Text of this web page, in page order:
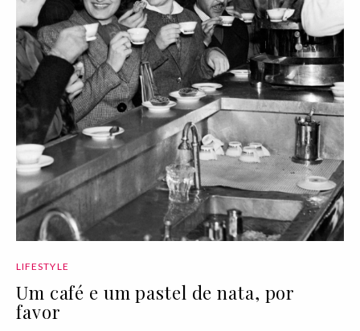
LIFESTYLE
Um café e um pastel de nata, por
favor